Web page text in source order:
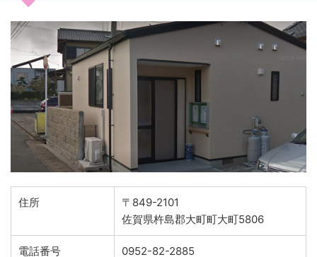
住所
〒849-2101
佐賀県杵島郡大町町大町5806
電話番号 0952-82-2885